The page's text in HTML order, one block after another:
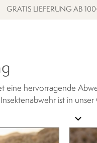
15%
hervorragende
ist in
expand_more